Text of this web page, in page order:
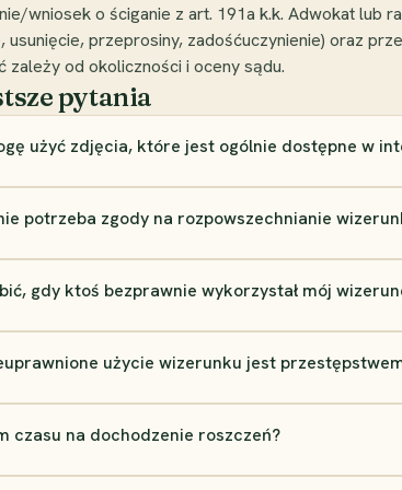
wniosek o ściganie z art. 191a k.k. Adwokat lub
usunięcie, przeprosiny, zadośćuczynienie) oraz
zależy od okoliczności i oceny sądu.
pytania
użyć zdjęcia, które jest ogólnie dostępne w
potrzeba zgody na rozpowszechnianie
gdy ktoś bezprawnie wykorzystał mój
użycie wizerunku jest
czasu na dochodzenie roszczeń?